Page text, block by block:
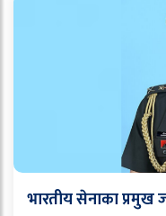
भारतीय सेनाका